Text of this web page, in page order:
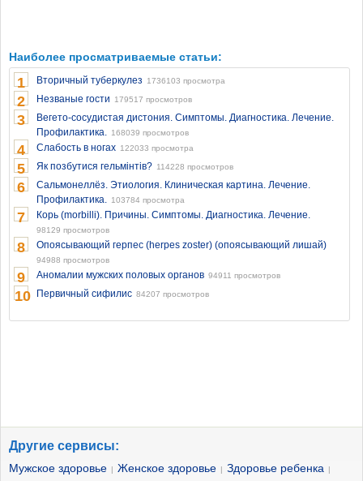
Наиболее просматриваемые статьи:
1 Вторичный туберкулез 1736103 просмотра
2 Незваные гости 179517 просмотров
3
Вегето-сосудистая дистония. Симптомы. Диагностика. Лечение.
Профилактика. 168039 просмотров
4 Слабость в ногах 122033 просмотра
5 Як позбутися гельмінтів? 114228 просмотров
6
Сальмонеллёз. Этиология. Клиническая картина. Лечение.
Профилактика. 103784 просмотра
7 Корь (morbilli). Причины. Симптомы. Диагностика. Лечение.
98129 просмотров
8 Опоясывающий герпес (herpes zoster) (опоясывающий лишай)
94988 просмотров
9 Аномалии мужских половых органов 94911 просмотров
10 Первичный сифилис 84207 просмотров
Другие сервисы:
Мужское здоровье | Женское здоровье | Здоровье ребенка |